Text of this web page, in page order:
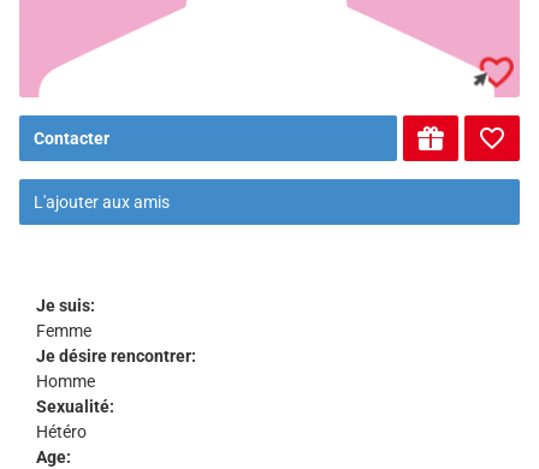
Contacter
L'ajouter aux amis
Je suis:
Femme
Je désire rencontrer:
Homme
Sexualité:
Hétéro
Age: